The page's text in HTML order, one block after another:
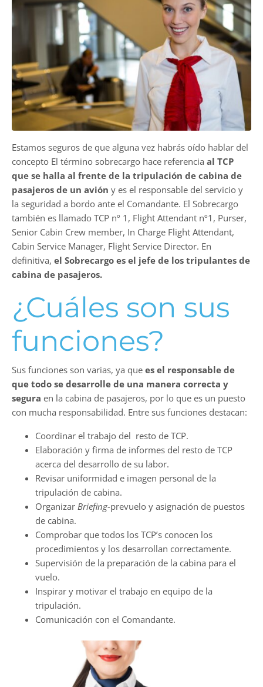
Estamos seguros de que alguna vez habrás oído hablar del
concepto El término sobrecargo hace referencia al TCP
que se halla al frente de la tripulación de cabina de
pasajeros de un avión y es el responsable del servicio y
la seguridad a bordo ante el Comandante. El Sobrecargo
también es llamado TCP nº 1, Flight Attendant nº1, Purser,
Senior Cabin Crew member, In Charge Flight Attendant,
Cabin Service Manager, Flight Service Director. En
definitiva, el Sobrecargo es el jefe de los tripulantes de
cabina de pasajeros.
¿Cuáles son sus
funciones?
Sus funciones son varias, ya que es el responsable de
que todo se desarrolle de una manera correcta y
segura en la cabina de pasajeros, por lo que es un puesto
con mucha responsabilidad. Entre sus funciones destacan:
Coordinar el trabajo del resto de TCP.
Elaboración y firma de informes del resto de TCP
acerca del desarrollo de su labor.
Revisar uniformidad e imagen personal de la
tripulación de cabina.
Organizar Briefing-prevuelo y asignación de puestos
de cabina.
Comprobar que todos los TCP’s conocen los
procedimientos y los desarrollan correctamente.
Supervisión de la preparación de la cabina para el
vuelo.
Inspirar y motivar el trabajo en equipo de la
tripulación.
Comunicación con el Comandante.